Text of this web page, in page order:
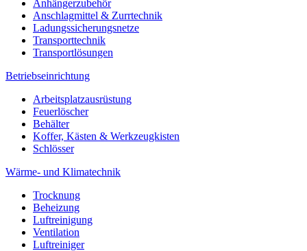
Anhängerzubehör
Anschlagmittel & Zurrtechnik
Ladungssicherungsnetze
Transporttechnik
Transportlösungen
Betriebseinrichtung
Arbeitsplatzausrüstung
Feuerlöscher
Behälter
Koffer, Kästen & Werkzeugkisten
Schlösser
Wärme- und Klimatechnik
Trocknung
Beheizung
Luftreinigung
Ventilation
Luftreiniger